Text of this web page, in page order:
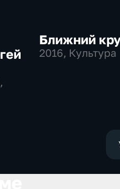
Ближний
2016, Культура